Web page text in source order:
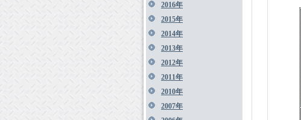
2016年
2015年
2014年
2013年
2012年
2011年
2010年
2007年